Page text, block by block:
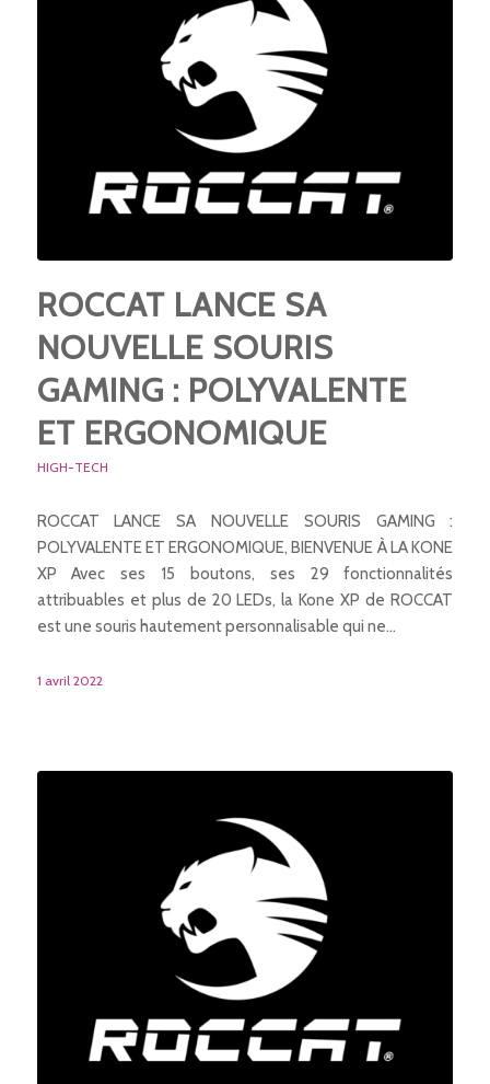
ROCCAT LANCE SA
NOUVELLE SOURIS
GAMING : POLYVALENTE
ET ERGONOMIQUE
HIGH-TECH
ROCCAT LANCE SA NOUVELLE SOURIS GAMING :
POLYVALENTE ET ERGONOMIQUE, BIENVENUE À LA KONE
XP Avec ses 15 boutons, ses 29 fonctionnalités
attribuables et plus de 20 LEDs, la Kone XP de ROCCAT
est une souris hautement personnalisable qui ne…
1 avril 2022